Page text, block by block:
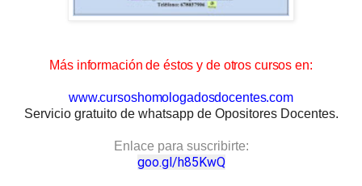
Más información de éstos y de otros cursos en:
www.cursoshomologadosdocentes.com
Servicio gratuito de whatsapp de Opositores Docentes.
Enlace para suscribirte:
goo.gl/h85KwQ